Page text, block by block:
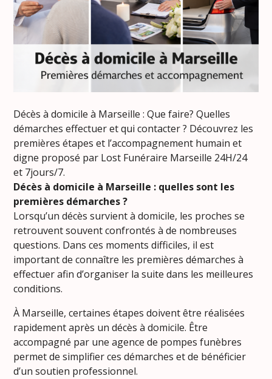
Décès à domicile à Marseille : Que faire? Quelles
démarches effectuer et qui contacter ? Découvrez les
premières étapes et l’accompagnement humain et
digne proposé par Lost Funéraire Marseille 24H/24
et 7jours/7.
Décès à domicile à Marseille : quelles sont les
premières démarches ?
Lorsqu’un décès survient à domicile, les proches se
retrouvent souvent confrontés à de nombreuses
questions. Dans ces moments difficiles, il est
important de connaître les premières démarches à
effectuer afin d’organiser la suite dans les meilleures
conditions.
À Marseille, certaines étapes doivent être réalisées
rapidement après un décès à domicile. Être
accompagné par une agence de pompes funèbres
permet de simplifier ces démarches et de bénéficier
d’un soutien professionnel.